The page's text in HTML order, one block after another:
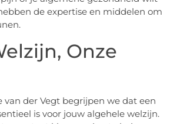
de expertise en middelen om
Onze
van der Vegt begrijpen we dat een
is voor jouw algehele welzijn.